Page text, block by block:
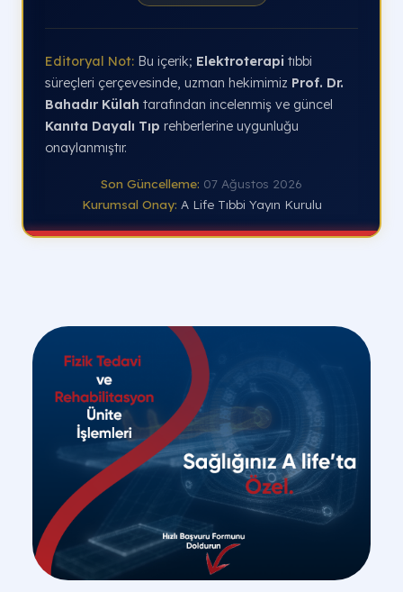
Editoryal Not: Bu içerik; Elektroterapi tıbbi
süreçleri çerçevesinde, uzman hekimimiz Prof. Dr.
Bahadır Külah tarafından incelenmiş ve güncel
Kanıta Dayalı Tıp rehberlerine uygunluğu
onaylanmıştır.
Son Güncelleme: 07 Ağustos 2026
Kurumsal Onay: A Life Tıbbi Yayın Kurulu